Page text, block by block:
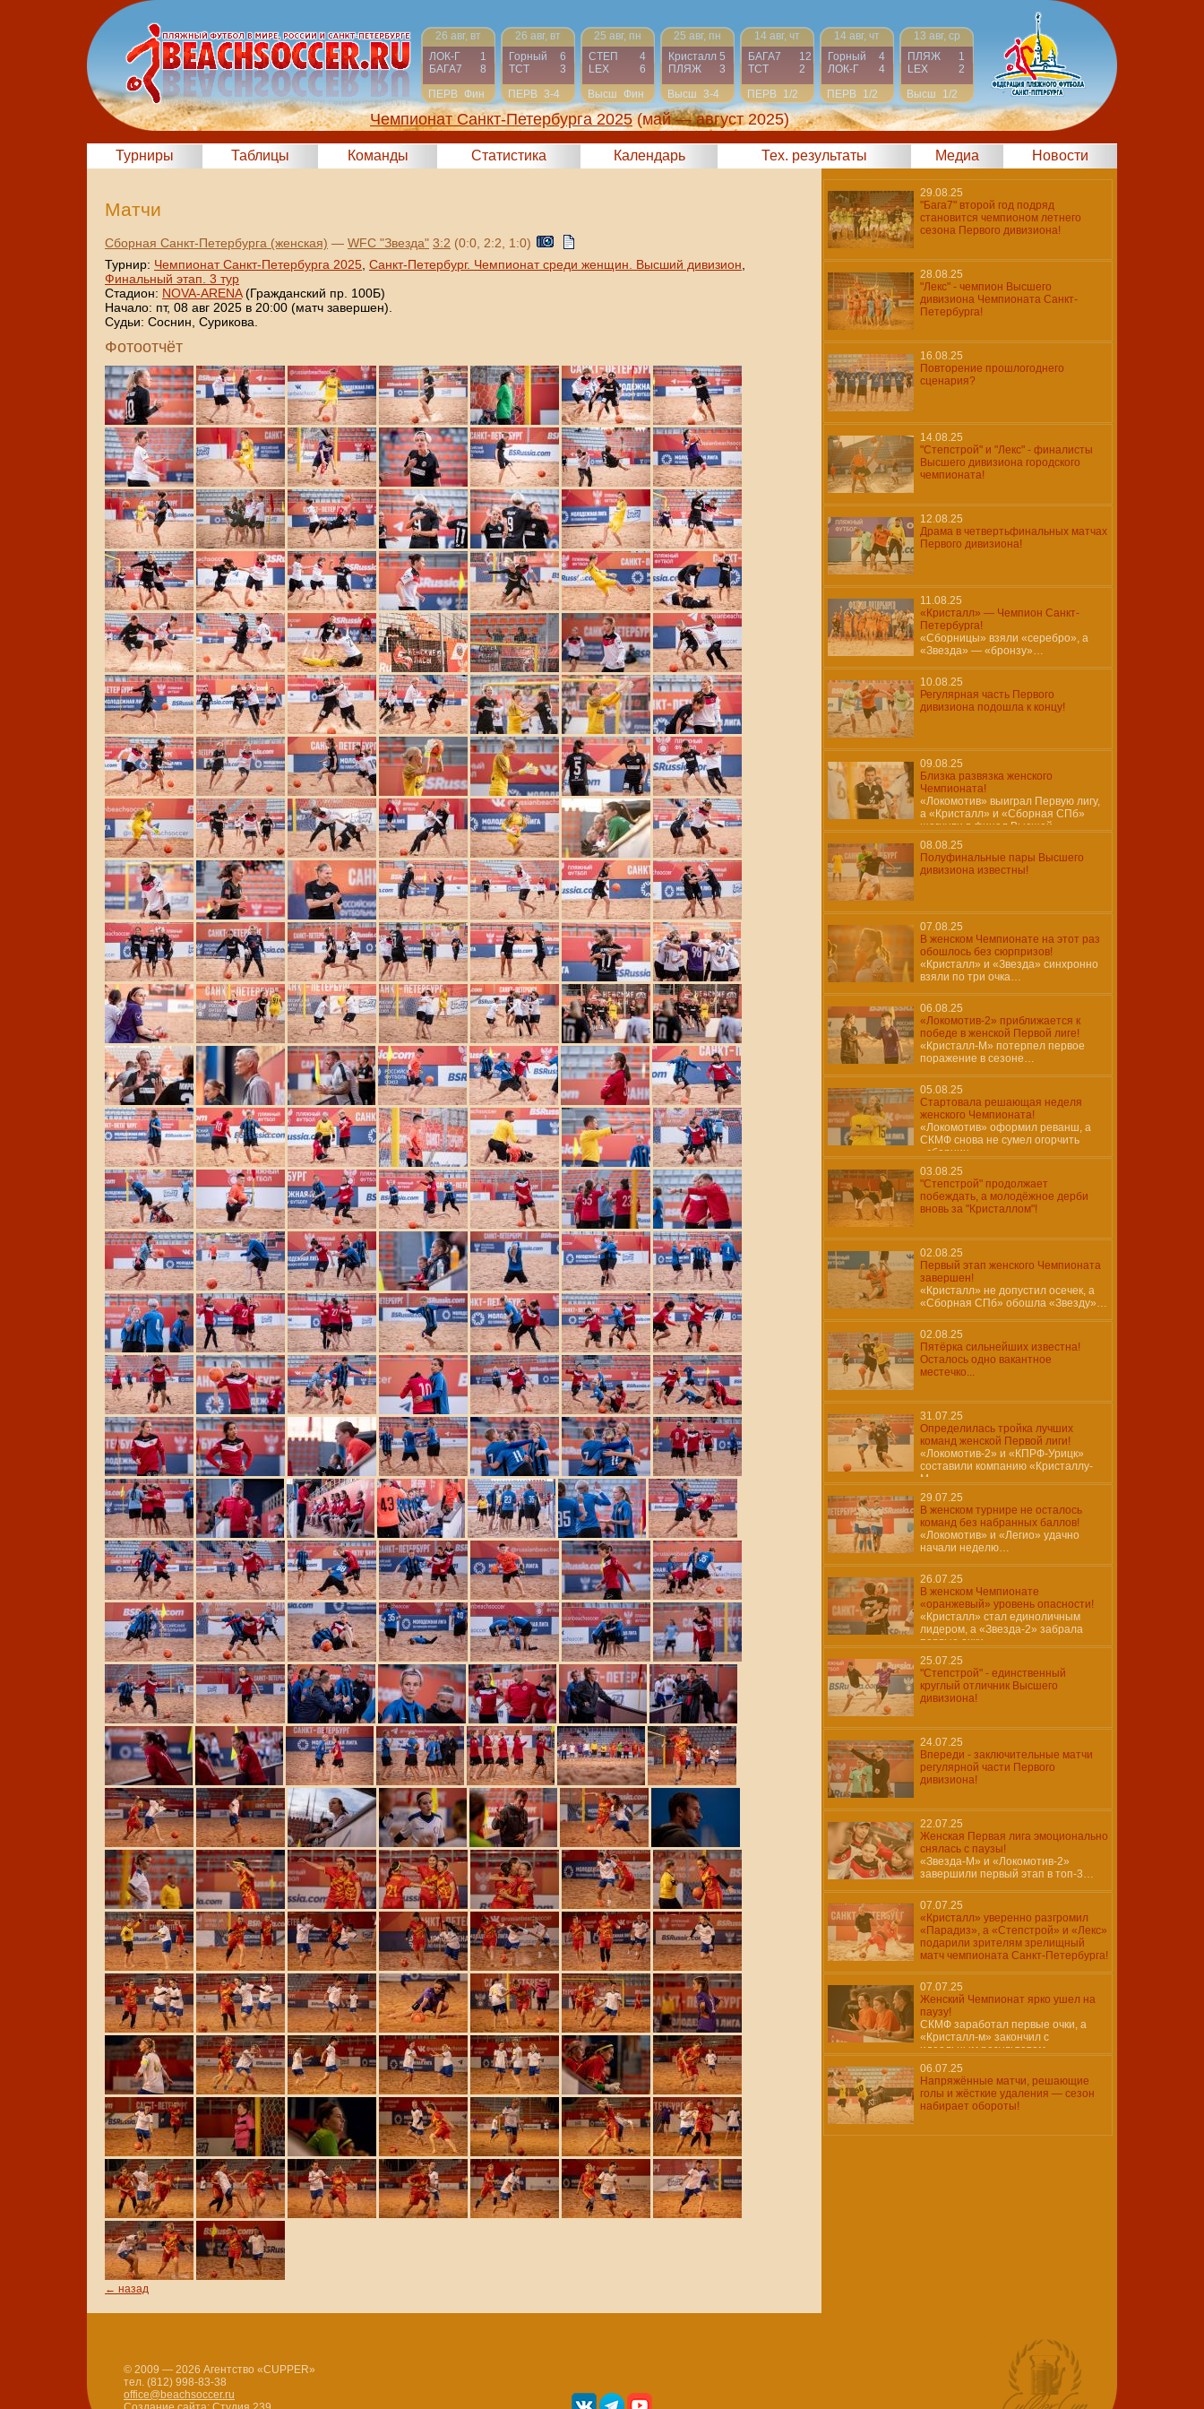
26 авг, вт
ЛОК-Г
1
БАГА7
8
ПЕРВ Фин
26 авг, вт
Горный
6
ТСТ
3
ПЕРВ 3-4
25 авг, пн
СТЕП
4
LEX
6
Высш Фин
25 авг, пн
Кристалл 5
ПЛЯЖ
3
Высш 3-4
14 авг, чт
БАГА7
12
ТСТ
2
ПЕРВ
1/2
14 авг, чт
Горный
4
ЛОК-Г
4
ПЕРВ
1/2
13 авг, ср
ПЛЯЖ
1
LEX
2
Высш
1/2
Чемпионат Санкт-Петербурга 2025 (май — август 2025)
Турниры Таблицы Команды Статистика Календарь Тех. результаты Медиа Новости
Матчи
Сборная Санкт-Петербурга (женская) — WFC "Звезда" 3:2 (0:0, 2:2, 1:0)
Турнир: Чемпионат Санкт-Петербурга 2025 Санкт-Петербург. Чемпионат среди женщин. Высший дивизион
Финальный этап. 3 тур
Стадион: NOVA-ARENA(Гражданский пр. 100Б)
Начало: пт, 08 авг 2025 в 20:00 (матч завершен).
Судьи: Соснин, Сурикова.
Фотоотчёт
← назад
29.08.25
"Бага7" второй год подряд
становится чемпионом летнего
сезона Первого дивизиона!
28.08.25
"Лекс" - чемпион Высшего
дивизиона Чемпионата Санкт-
Петербурга!
16.08.25
Повторение прошлогоднего
сценария?
14.08.25
"Степстрой" и "Лекс" - финалисты
Высшего дивизиона городского
чемпионата!
12.08.25
Драма в четвертьфинальных матчах
Первого дивизиона!
11.08.25
«Кристалл» — Чемпион Санкт-
Петербурга!
«Сборницы» взяли «серебро», а
«Звезда» — «бронзу»…
10.08.25
Регулярная часть Первого
дивизиона подошла к концу!
09.08.25
Близка развязка женского
Чемпионата!
«Локомотив» выиграл Первую лигу,
а «Кристалл» и «Сборная СПб»
шагнули в финал Высшей
08.08.25
Полуфинальные пары Высшего
дивизиона известны!
07.08.25
В женском Чемпионате на этот раз
обошлось без сюрпризов!
«Кристалл» и «Звезда» синхронно
взяли по три очка…
06.08.25
«Локомотив-2» приближается к
победе в женской Первой лиге!
«Кристалл-М» потерпел первое
поражение в сезоне…
05.08.25
Стартовала решающая неделя
женского Чемпионата!
«Локомотив» оформил реванш, а
СКМФ снова не сумел огорчить
«сборниц»…
03.08.25
"Степстрой" продолжает
побеждать, а молодёжное дерби
вновь за "Кристаллом"!
02.08.25
Первый этап женского Чемпионата
завершен!
«Кристалл» не допустил осечек, а
«Сборная СПб» обошла «Звезду»…
02.08.25
Пятёрка сильнейших известна!
Осталось одно вакантное
местечко...
31.07.25
Определилась тройка лучших
команд женской Первой лиги!
«Локомотив-2» и «КПРФ-Урицк»
составили компанию «Кристаллу-
М»…
29.07.25
В женском турнире не осталось
команд без набранных баллов!
«Локомотив» и «Легио» удачно
начали неделю…
26.07.25
В женском Чемпионате
«оранжевый» уровень опасности!
«Кристалл» стал единоличным
лидером, а «Звезда-2» забрала
первые очки
25.07.25
"Степстрой" - единственный
круглый отличник Высшего
дивизиона!
24.07.25
Впереди - заключительные матчи
регулярной части Первого
дивизиона!
22.07.25
Женская Первая лига эмоционально
снялась с паузы!
«Звезда-М» и «Локомотив-2»
завершили первый этап в топ-3…
07.07.25
«Кристалл» уверенно разгромил
«Парадиз», а «Степстрой» и «Лекс»
подарили зрителям зрелищный
матч чемпионата Санкт-Петербурга!
07.07.25
Женский Чемпионат ярко ушел на
паузу!
СКМФ заработал первые очки, а
«Кристалл-м» закончил с
идеальным результатом…
06.07.25
Напряжённые матчи, решающие
голы и жёсткие удаления — сезон
набирает обороты!
© 2009 — 2026 Агентство «CUPPER»
тел. (812) 998-83-38
office@beachsoccer.ru